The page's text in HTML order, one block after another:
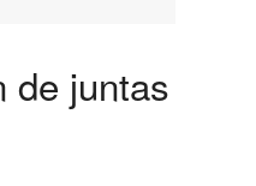
de juntas